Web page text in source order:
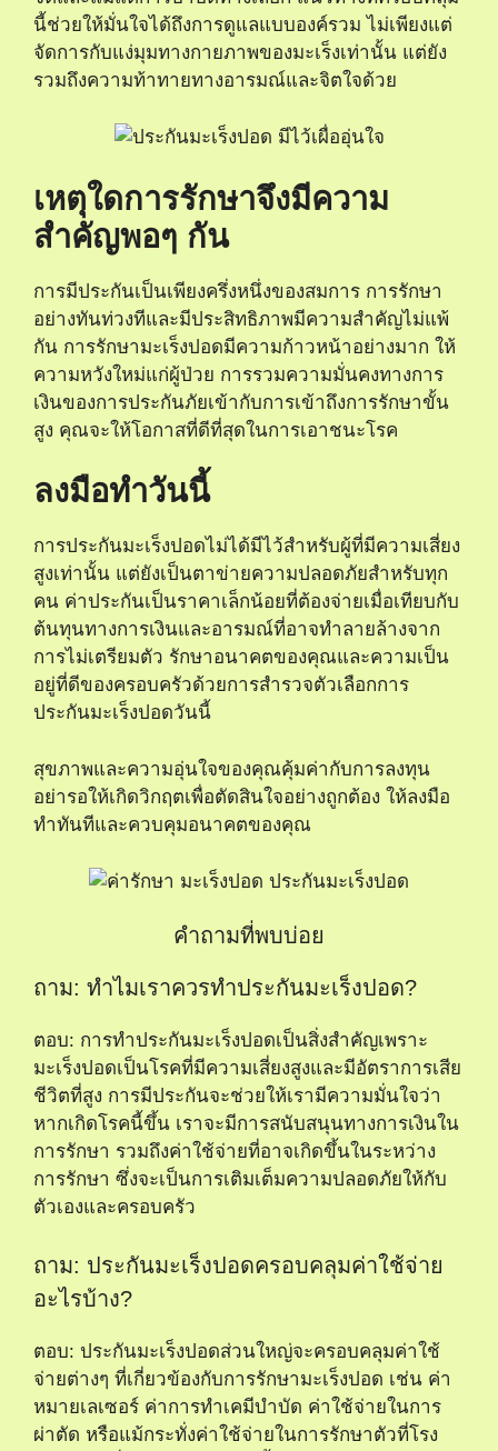
นี้ช่วยให้มั่นใจได้ถึงการดูแลแบบองค์รวม ไม่เพียงแต่
จัดการกับแง่มุมทางกายภาพของมะเร็งเท่านั้น แต่ยัง
รวมถึงความท้าทายทางอารมณ์และจิตใจด้วย
เหตุใดการรักษาจึงมีความ
สําคัญพอๆ กัน
การมีประกันเป็นเพียงครึ่งหนึ่งของสมการ การรักษา
อย่างทันท่วงทีและมีประสิทธิภาพมีความสําคัญไม่แพ้
กัน การรักษามะเร็งปอดมีความก้าวหน้าอย่างมาก ให้
ความหวังใหม่แก่ผู้ป่วย การรวมความมั่นคงทางการ
เงินของการประกันภัยเข้ากับการเข้าถึงการรักษาขั้น
สูง คุณจะให้โอกาสที่ดีที่สุดในการเอาชนะโรค
ลงมือทําวันนี้
การประกันมะเร็งปอดไม่ได้มีไว้สําหรับผู้ที่มีความเสี่ยง
สูงเท่านั้น แต่ยังเป็นตาข่ายความปลอดภัยสําหรับทุก
คน ค่าประกันเป็นราคาเล็กน้อยที่ต้องจ่ายเมื่อเทียบกับ
ต้นทุนทางการเงินและอารมณ์ที่อาจทําลายล้างจาก
การไม่เตรียมตัว รักษาอนาคตของคุณและความเป็น
อยู่ที่ดีของครอบครัวด้วยการสํารวจตัวเลือกการ
ประกันมะเร็งปอดวันนี้
สุขภาพและความอุ่นใจของคุณคุ้มค่ากับการลงทุน
อย่ารอให้เกิดวิกฤตเพื่อตัดสินใจอย่างถูกต้อง ให้ลงมือ
ทําทันทีและควบคุมอนาคตของคุณ
คำถามที่พบบ่อย
ถาม: ทำไมเราควรทำประกันมะเร็งปอด?
ตอบ: การทำประกันมะเร็งปอดเป็นสิ่งสำคัญเพราะ
มะเร็งปอดเป็นโรคที่มีความเสี่ยงสูงและมีอัตราการเสีย
ชีวิตที่สูง การมีประกันจะช่วยให้เรามีความมั่นใจว่า
หากเกิดโรคนี้ขึ้น เราจะมีการสนับสนุนทางการเงินใน
การรักษา รวมถึงค่าใช้จ่ายที่อาจเกิดขึ้นในระหว่าง
การรักษา ซึ่งจะเป็นการเติมเต็มความปลอดภัยให้กับ
ตัวเองและครอบครัว
ถาม: ประกันมะเร็งปอดครอบคลุมค่าใช้จ่าย
อะไรบ้าง?
ตอบ: ประกันมะเร็งปอดส่วนใหญ่จะครอบคลุมค่าใช้
จ่ายต่างๆ ที่เกี่ยวข้องกับการรักษามะเร็งปอด เช่น ค่า
หมายเลเซอร์ ค่าการทำเคมีบำบัด ค่าใช้จ่ายในการ
ผ่าตัด หรือแม้กระทั่งค่าใช้จ่ายในการรักษาตัวที่โรง